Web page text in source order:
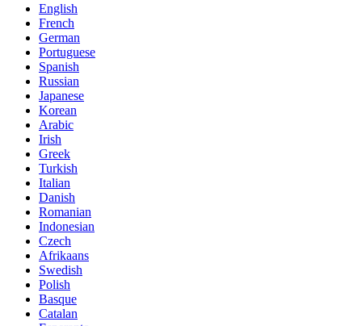
English
French
German
Portuguese
Spanish
Russian
Japanese
Korean
Arabic
Irish
Greek
Turkish
Italian
Danish
Romanian
Indonesian
Czech
Afrikaans
Swedish
Polish
Basque
Catalan